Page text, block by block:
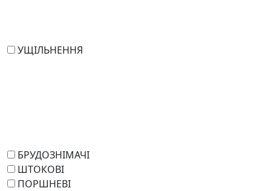
УЩІЛЬНЕННЯ
БРУДОЗНІМАЧІ
ШТОКОВІ
ПОРШНЕВІ